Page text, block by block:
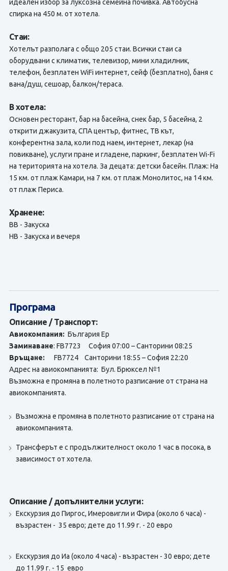
идеален избор за луксозна семейна почивка. Автобусна
спирка на 450 м. от хотела.
Стаи:
Хотелът разполага с общо 205 стаи. Всички стаи са
оборудвани с климатик, телевизор, мини хладилник,
телефон, безплатен WiFi интернет, сейф (безплатно), баня с
вана/душ, сешоар, балкон/тераса.
В хотела:
Основен ресторант, бар на басейна, снек бар, 5 басейна, 2
открити джакузита, СПА център, фитнес, ТВ кът,
конферентна зала, коли под наем, интернет, лекар (на
повикване), услуги пране и гладене, паркинг, безплатен Wi-Fi
на територията на хотела. За децата: детски басейн. Плаж: На
15 км. от плаж Камари, на 7 км. от плаж Монолитос, на 14 км.
от плаж Периса.
Хранене:
ВВ - Закуска
HB - Закуска и вечеря
Програма
Описание / Транспорт:
Авиокомпания: България Ер
Заминаване: FB7723 София 07:00 – Санторини 08:25
Връщане: FB7724 Санторини 18:55 – София 22:20
Адрес на авиокомпанията: Бул. Брюксел №1
Възможна е промяна в полетното разписание от страна на
авиокомпанията.
Възможна е промяна в полетното разписание от страна на
авиокомпанията.
Tрансферът е с продължителност около 1 час в посока, в
зависимост от хотела.
Описание / допълнителни услуги:
Екскурзия до Пиргос, Имеровигли и Фира (около 6 часа) -
възрастен - 35 евро; дете до 11.99 г. - 20 евро
Eкскурзия до Иа (около 4 часа) - възрастен - 30 евро; дете
до 11.99 г. - 15 евро